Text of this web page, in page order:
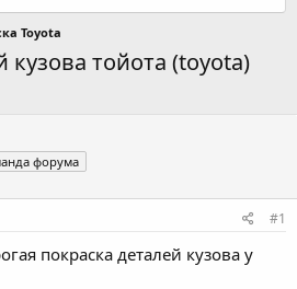
Toyota
кузова тойота (toyota)
форума
#1
покраска деталей кузова у